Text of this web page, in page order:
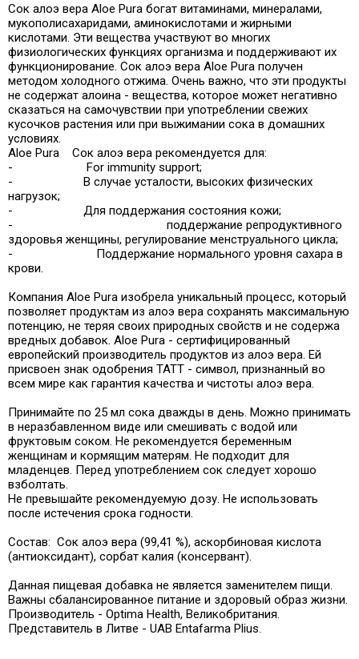
Сок алоэ вера Aloe Pura богат витаминами, минералами,
мукополисахаридами, аминокислотами и жирными
кислотами. Эти вещества участвуют во многих
физиологических функциях организма и поддерживают их
функционирование. Сок алоэ вера Aloe Pura получен
методом холодного отжима. Очень важно, что эти продукты
не содержат алоина - вещества, которое может негативно
сказаться на самочувствии при употреблении свежих
кусочков растения или при выжимании сока в домашних
условиях.
Aloe Pura Сок алоэ вера рекомендуется для:
- For immunity support;
- В случае усталости, высоких физических
нагрузок;
- Для поддержания состояния кожи;
- поддержание репродуктивного
здоровья женщины, регулирование менструального цикла;
- Поддержание нормального уровня сахара в
крови.
Компания Aloe Pura изобрела уникальный процесс, который
позволяет продуктам из алоэ вера сохранять максимальную
потенцию, не теряя своих природных свойств и не содержа
вредных добавок. Aloe Pura - сертифицированный
европейский производитель продуктов из алоэ вера. Ей
присвоен знак одобрения TATT - символ, признанный во
всем мире как гарантия качества и чистоты алоэ вера.
Принимайте по 25 мл сока дважды в день. Можно принимать
в неразбавленном виде или смешивать с водой или
фруктовым соком. Не рекомендуется беременным
женщинам и кормящим матерям. Не подходит для
младенцев. Перед употреблением сок следует хорошо
взболтать.
Не превышайте рекомендуемую дозу. Не использовать
после истечения срока годности.
Состав: Сок алоэ вера (99,41 %), аскорбиновая кислота
(антиоксидант), сорбат калия (консервант).
Данная пищевая добавка не является заменителем пищи.
Важны сбалансированное питание и здоровый образ жизни.
Производитель - Optima Health, Великобритания.
Представитель в Литве - UAB Entafarma Plius.